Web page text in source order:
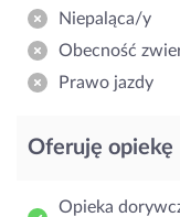
Niepaląca/y
Obecność
Prawo jazdy
Oferuję opiekę
Opieka